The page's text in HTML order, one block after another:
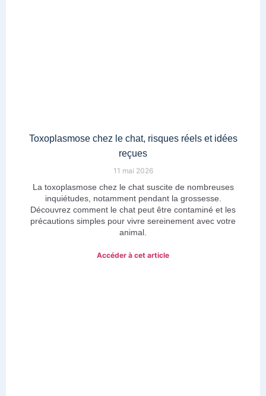
Toxoplasmose chez le chat, risques réels et idées
reçues
11 mai 2026
La toxoplasmose chez le chat suscite de nombreuses
inquiétudes, notamment pendant la grossesse.
Découvrez comment le chat peut être contaminé et les
précautions simples pour vivre sereinement avec votre
animal.
Accéder à cet article